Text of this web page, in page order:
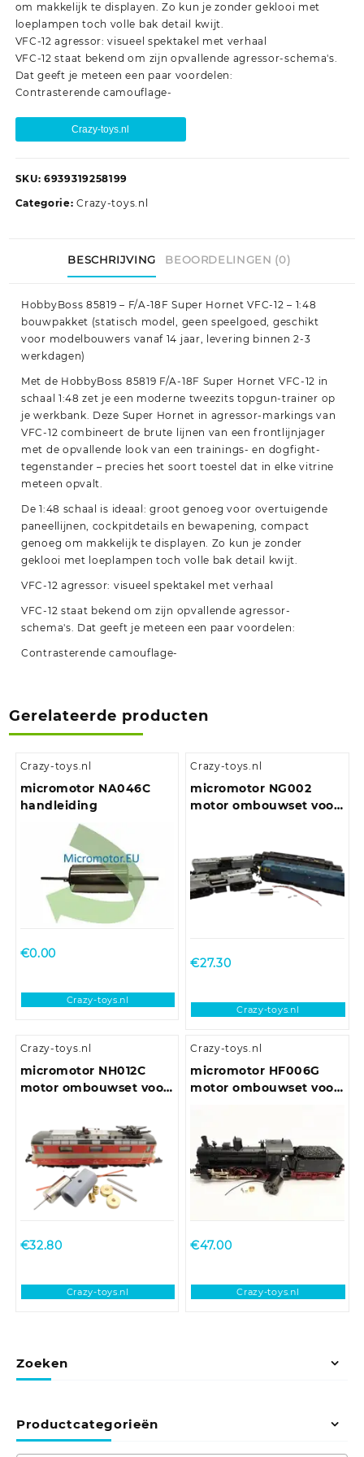
om makkelijk te displayen. Zo kun je zonder geklooi met
loeplampen toch volle bak detail kwijt.
VFC-12 agressor: visueel spektakel met verhaal
VFC-12 staat bekend om zijn opvallende agressor-schema's.
Dat geeft je meteen een paar voordelen:
Contrasterende camouflage-
Crazy-toys.nl
SKU: 6939319258199
Categorie:Crazy-toys.nl
BESCHRIJVING BEOORDELINGEN (0)
HobbyBoss 85819 – F/A-18F Super Hornet VFC-12 – 1:48
bouwpakket (statisch model, geen speelgoed, geschikt
voor modelbouwers vanaf 14 jaar, levering binnen 2-3
werkdagen)
Met de HobbyBoss 85819 F/A-18F Super Hornet VFC-12 in
schaal 1:48 zet je een moderne tweezits topgun-trainer op
je werkbank. Deze Super Hornet in agressor-markings van
VFC-12 combineert de brute lijnen van een frontlijnjager
met de opvallende look van een trainings- en dogfight-
tegenstander – precies het soort toestel dat in elke vitrine
meteen opvalt.
De 1:48 schaal is ideaal: groot genoeg voor overtuigende
paneellijnen, cockpitdetails en bewapening, compact
genoeg om makkelijk te displayen. Zo kun je zonder
geklooi met loeplampen toch volle bak detail kwijt.
VFC-12 agressor: visueel spektakel met verhaal
VFC-12 staat bekend om zijn opvallende agressor-
schema's. Dat geeft je meteen een paar voordelen:
Contrasterende camouflage-
Gerelateerde producten
Crazy-toys.nl
micromotor NA046C
handleiding
€0.00
Crazy-toys.nl
Crazy-toys.nl
micromotor NG002
motor ombouwset voor
50, 52, 55, 56, 57, 91, AEC
Railcar
€27.30
Crazy-toys.nl
Crazy-toys.nl
micromotor NH012C
motor ombouwset voor
€32.80
Crazy-toys.nl
Crazy-toys.nl
micromotor HF006G
motor ombouwset voor
€47.00
Crazy-toys.nl
Zoeken
Productcategorieën